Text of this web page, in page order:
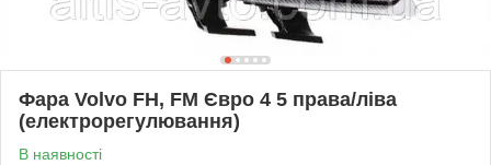
Фара Volvo FH, FM Євро 4 5 права/ліва
(електрорегулювання)
В наявності